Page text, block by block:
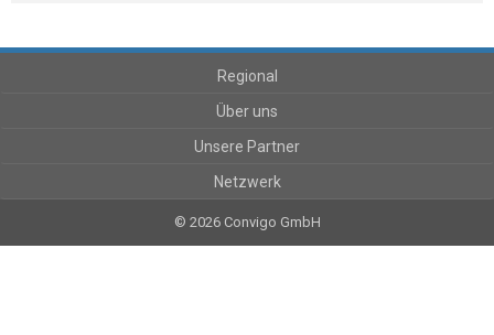
Regional
Über uns
Unsere Partner
Netzwerk
© 2026 Convigo GmbH